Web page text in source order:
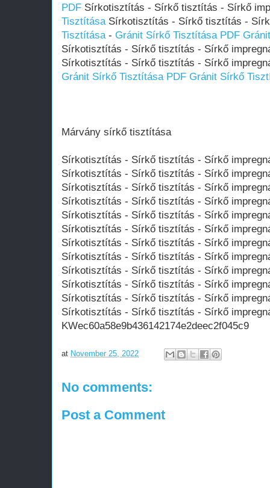
PDF Sírkotisztítás - Sírkő tisztítás - Sírkő
TisztításaSírkotisztítás - Sírkő tisztítás -
Tisztítása- Gránit Sírkő Tisztítása PDF
Sírkotisztítás - Sírkő tisztítás - Sírkő
Sírkotisztítás - Sírkő tisztítás - Sírkő
Gránit Sírkő Tisztítása PDF Gránit Sírkő
Márvány sírkő tisztítása
Sírkotisztítás - Sírkő tisztítás - Sírkő
Sírkotisztítás - Sírkő tisztítás - Sírkő
Sírkotisztítás - Sírkő tisztítás - Sírkő
Sírkotisztítás - Sírkő tisztítás - Sírkő
Sírkotisztítás - Sírkő tisztítás - Sírkő
Sírkotisztítás - Sírkő tisztítás - Sírkő
Sírkotisztítás - Sírkő tisztítás - Sírkő
Sírkotisztítás - Sírkő tisztítás - Sírkő
Sírkotisztítás - Sírkő tisztítás - Sírkő
Sírkotisztítás - Sírkő tisztítás - Sírkő
Sírkotisztítás - Sírkő tisztítás - Sírkő
Sírkotisztítás - Sírkő tisztítás - Sírkő
KWec60a58e9b436142174e2deec2f045c9
at November 25, 2022
No comments:
Post a Comment